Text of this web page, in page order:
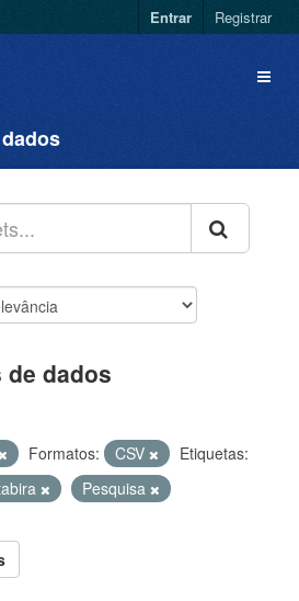
Entrar Registrar
dados
Formatos: CSV
Etiquetas:
Pesquisa